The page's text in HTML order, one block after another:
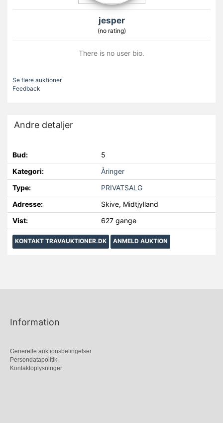
jesper
(no rating)
There is no user bio.
Se flere auktioner
Feedback
Andre detaljer
Bud:
5
Kategori:
Åringer
Type:
PRIVATSALG
Adresse:
Skive, Midtjylland
Vist:
627 gange
KONTAKT TRAVAUKTIONER.DK ANMELD AUKTION
Information
Generelle auktionsbetingelser
Persondatapolitik
Kontaktoplysninger